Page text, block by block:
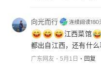
向光而行
江西菜馆
都出自江西，还有什么
广东网友 5月1日 回复